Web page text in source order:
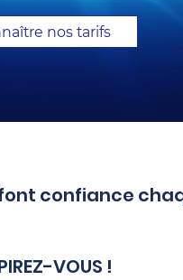
nos tarifs
confiance
VOUS !